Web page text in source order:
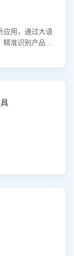
应用，通过大语
精准识别产品质
从根本上降低